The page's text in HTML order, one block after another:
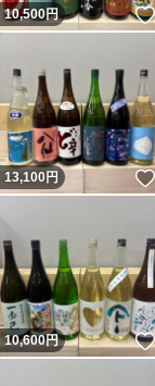
10,500円
13,100円
10,600円